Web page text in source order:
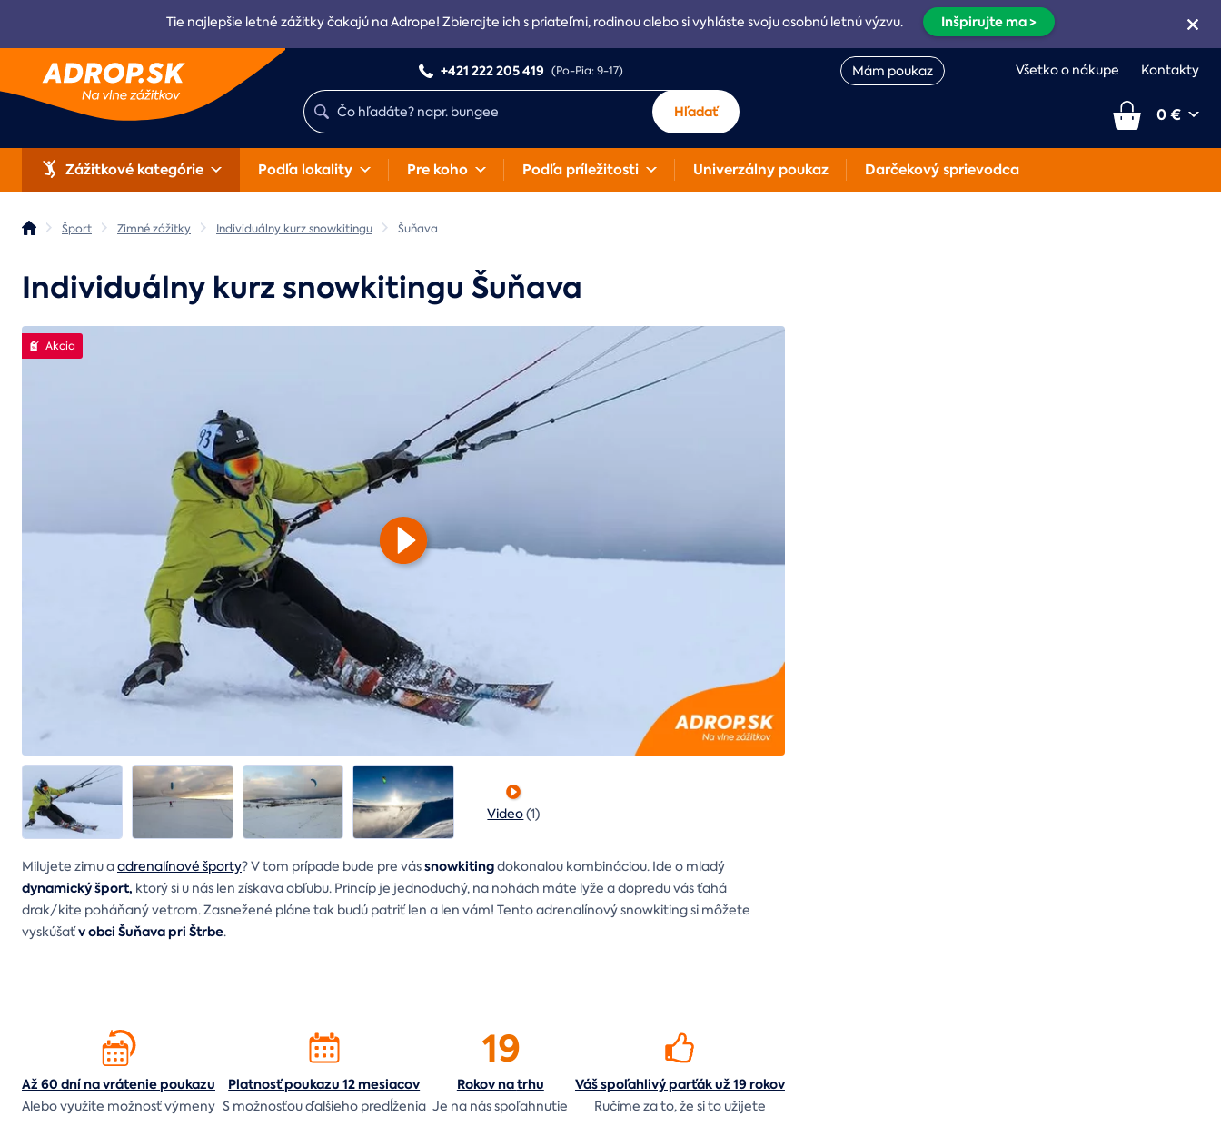
Tie najlepšie letné zážitky čakajú na Adrope! Zbierajte ich s priateľmi, rodinou alebo si vyhláste svoju osobnú letnú výzvu. Inšpirujte ma >
+421 222 205 419 (Po-Pia: 9-17) Mám poukaz Všetko o nákupe Kontakty
Hľadať 0 €
Zážitkové kategórie Podľa lokality Pre koho Podľa príležitosti Univerzálny poukaz Darčekový sprievodca
Šport Zimné zážitky Individuálny kurz snowkitingu Šuňava
Individuálny kurz snowkitingu Šuňava
Akcia
Video(1)
Milujete zimu aadrenalínové športy? V tom prípade bude pre vássnowkitingdokonalou kombináciou. Ide o mladý
dynamický šport, ktorý si u nás len získava obľubu. Princíp je jednoduchý, na nohách máte lyže a dopredu vás ťahá
drak/kite poháňaný vetrom. Zasnežené pláne tak budú patriť len a len vám! Tento adrenalínový snowkiting si môžete
vyskúšaťv obci Šuňava pri Štrbe.
Až 60 dní na vráteniepoukazu
Alebo využite možnosť výmeny
Platnosť poukazu 12 mesiacov
S možnosťou ďalšieho predĺženia
19
Rokov natrhu
Je na násspoľahnutie
Váš spoľahlivý parťák už 19 rokov
Ručíme za to,že si to užijete